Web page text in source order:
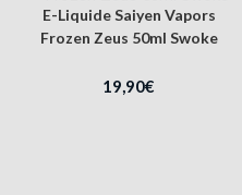
E-Liquide Saiyen Vapors
Frozen Zeus 50ml Swoke
19,90€